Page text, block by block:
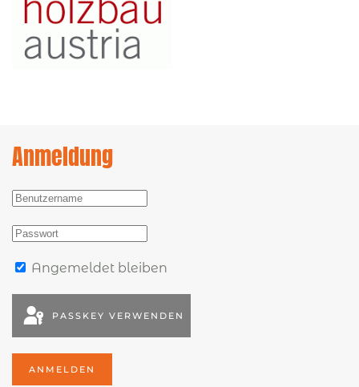
Anmeldung
Angemeldet bleiben
PASSKEY VERWENDEN
ANMELDEN